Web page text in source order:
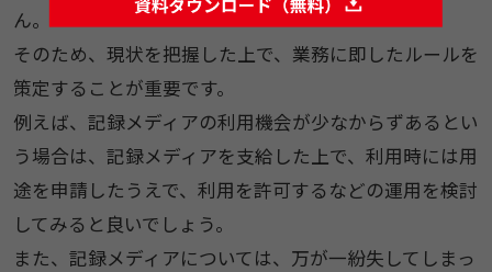
ん。
そのため、現状を把握した上で、業務に即したルールを
策定することが重要です。
例えば、記録メディアの利用機会が少なからずあるとい
う場合は、記録メディアを支給した上で、利用時には用
途を申請したうえで、利用を許可するなどの運用を検討
してみると良いでしょう。
また、記録メディアについては、万が一紛失してしまっ